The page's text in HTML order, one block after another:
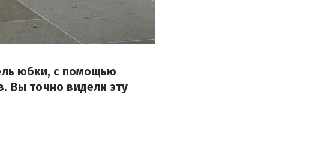
юбки, с помощью
Вы точно видели эту